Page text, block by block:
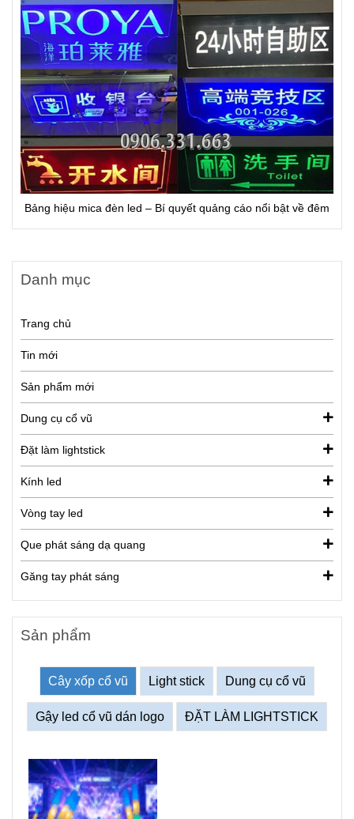
Bảng hiệu mica đèn led – Bí quyết quảng cáo nổi bật về đêm
Danh mục
Trang chủ
Tin mới
Sản phẩm mới
Dung cụ cổ vũ
Đặt làm lightstick
Kính led
Vòng tay led
Que phát sáng dạ quang
Găng tay phát sáng
Sản phẩm
Cây xốp cổ vũ Light stick Dung cụ cổ vũ
Gậy led cổ vũ dán logo ĐẶT LÀM LIGHTSTICK